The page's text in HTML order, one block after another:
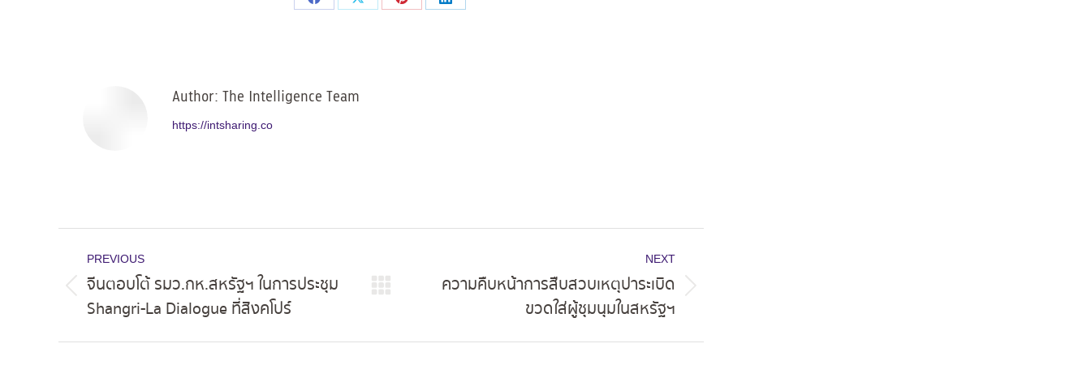
Share
Share
Share
Share
Author: The Intelligence Team
https://intsharing.co
navigation
PREVIOUS
post:
จีนตอบโต้ รมว.กห.สหรัฐฯ ในการประชุม
Shangri-La Dialogue ที่สิงคโปร์
NEXT
ความคืบหน้าการสืบสวบเหตุปาระเบิด
ขวดใส่ผู้ชุมนุมในสหรัฐฯ